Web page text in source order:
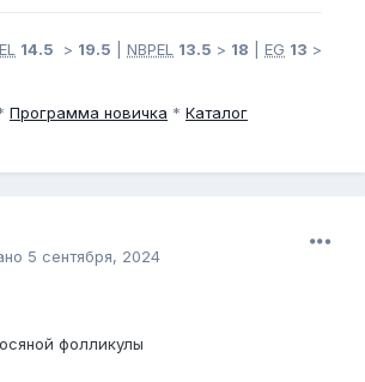
14.5 > 19.5 NBPEL 13.5 > 18 EG 13 >
Программа новичка * Каталог
5 сентября, 2024
фолликулы